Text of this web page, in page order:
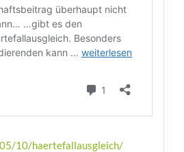
10/haertefallausgleich/